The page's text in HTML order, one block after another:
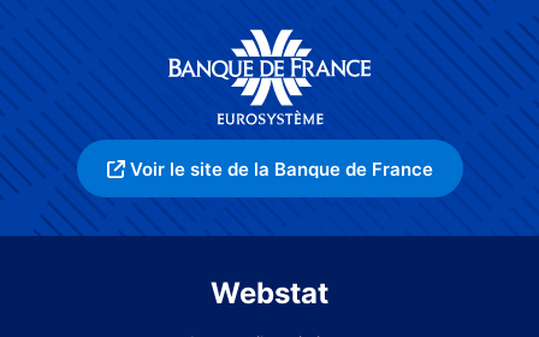
Voir le site de la Banque de France
Webstat